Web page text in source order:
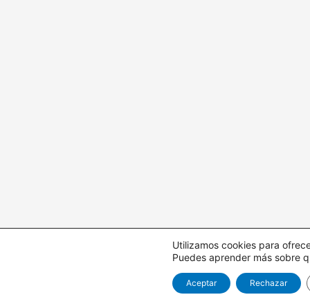
Utilizamos cookies para
Puedes aprender más sobre
Aceptar Rechazar